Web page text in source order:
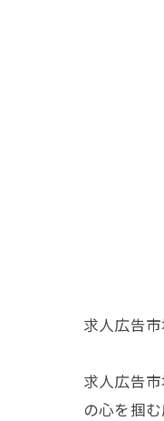
求人広告
求人広告
の心を掴